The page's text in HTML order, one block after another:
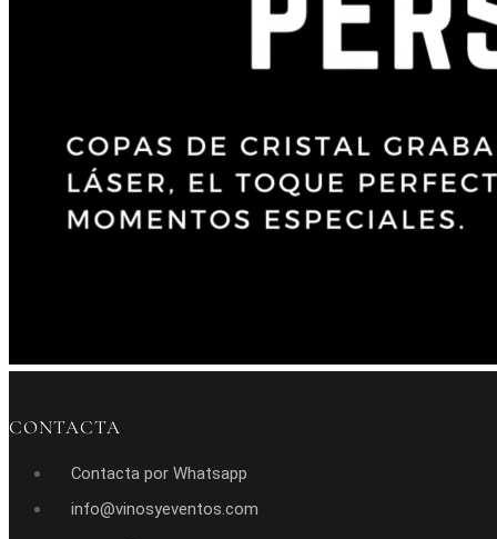
CONTACTA
Contacta por Whatsapp
info@vinosyeventos.com